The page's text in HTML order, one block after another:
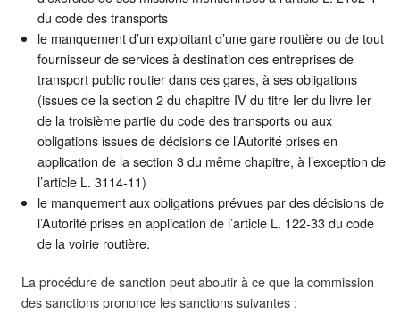
du code des transports
le manquement d’un exploitant d’une gare routière ou de tout
fournisseur de services à destination des entreprises de
transport public routier dans ces gares, à ses obligations
(issues de la section 2 du chapitre IV du titre Ier du livre Ier
de la troisième partie du code des transports ou aux
obligations issues de décisions de l’Autorité prises en
application de la section 3 du même chapitre, à l’exception de
l’article L. 3114-11)
le manquement aux obligations prévues par des décisions de
l’Autorité prises en application de l’article L. 122-33 du code
de la voirie routière.
La procédure de sanction peut aboutir à ce que la commission
des sanctions prononce les sanctions suivantes :